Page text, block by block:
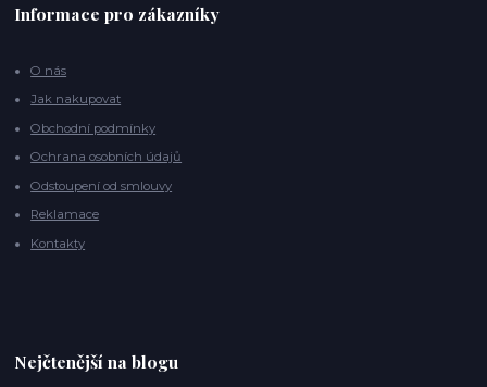
Informace pro zákazníky
O nás
Jak nakupovat
Obchodní podmínky
Ochrana osobních údajů
Odstoupení od smlouvy
Reklamace
Kontakty
Nejčtenější na blogu